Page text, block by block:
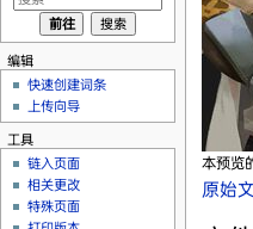
本预览
原始
编辑
快速创建词条
上传向导
工具
链入页面
相关更改
特殊页面